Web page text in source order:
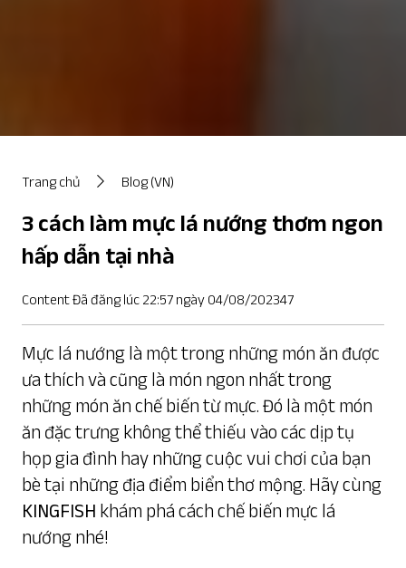
Trang chủ Blog (VN)
3 cách làm mực lá nướng thơm ngon
hấp dẫn tại nhà
Content Đã đăng lúc 22:57 ngày 04/08/202347
Mực lá nướng là một trong những món ăn được
ưa thích và cũng là món ngon nhất trong
những món ăn chế biến từ mực. Đó là một món
ăn đặc trưng không thể thiếu vào các dịp tụ
họp gia đình hay những cuộc vui chơi của bạn
bè tại những địa điểm biển thơ mộng. Hãy cùng
KINGFISH khám phá cách chế biến mực lá
nướng nhé!